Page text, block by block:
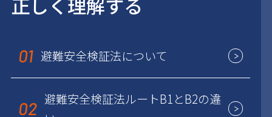
01 避難安全検証法について
02 避難安全検証法ルートB1とB2の違